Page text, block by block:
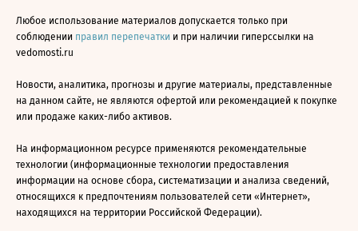
Любое использование материалов допускается только при
соблюдении правил перепечатки и при наличии гиперссылки на
vedomosti.ru
Новости, аналитика, прогнозы и другие материалы, представленные
на данном сайте, не являются офертой или рекомендацией к покупке
или продаже каких-либо активов.
На информационном ресурсе применяются рекомендательные
технологии (информационные технологии предоставления
информации на основе сбора, систематизации и анализа сведений,
относящихся к предпочтениям пользователей сети «Интернет»,
находящихся на территории Российской Федерации).